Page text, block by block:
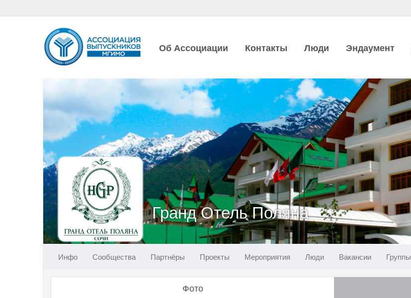
Об Ассоциации Контакты Люди Эндаумент
Гранд Отель Поляна
Инфо Сообщества Партнёры Проекты Мероприятия Люди Вакансии Группы
Фото